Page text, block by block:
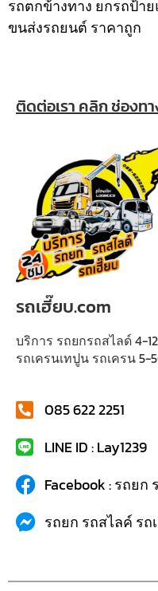
รถตกข้างทาง ยกรถป้า
ขนส่งรถยนต์ ราคาถูก
ติดต่อเรา คลิก ช่องท
รถเฮี๊ยบ.com
บริการ รถยกรถสไลด์ 4-
รถเครนเทปูน รถเครน 5-
085 622 2251
LINE ID : Lay1239
Facebook : รถยก
รถยก รถสไลค์ รถ